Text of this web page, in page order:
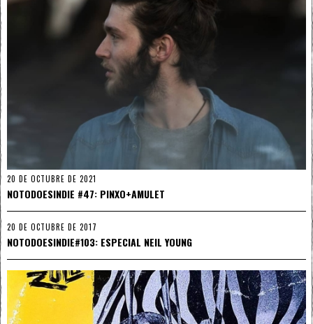
20 DE OCTUBRE DE 2021
NOTODOESINDIE #47: PINXO+AMULET
20 DE OCTUBRE DE 2017
NOTODOESINDIE#103: ESPECIAL NEIL YOUNG